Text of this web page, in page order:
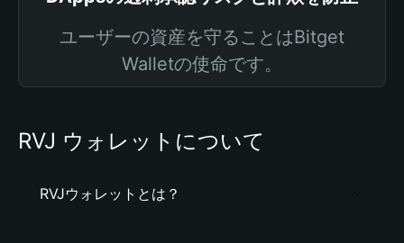
ユーザーの資産を守ることはBitget
Walletの使命です。
RVJ ウォレットについて
RVJウォレットとは？